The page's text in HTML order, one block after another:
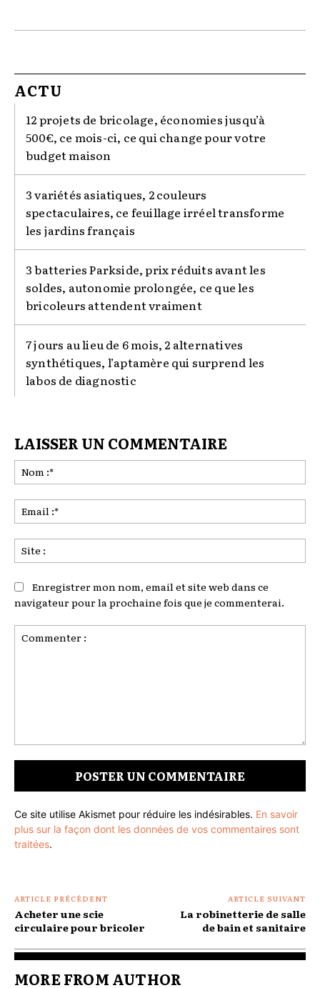
ACTU
12 projets de bricolage, économies jusqu’à
500€, ce mois-ci, ce qui change pour votre
budget maison
3 variétés asiatiques, 2 couleurs
spectaculaires, ce feuillage irréel transforme
les jardins français
3 batteries Parkside, prix réduits avant les
soldes, autonomie prolongée, ce que les
bricoleurs attendent vraiment
7 jours au lieu de 6 mois, 2 alternatives
synthétiques, l’aptamère qui surprend les
labos de diagnostic
LAISSER UN COMMENTAIRE
:*
:*
:
Enregistrer mon nom, email et site web dans ce
navigateur pour la prochaine fois que je commenterai.
Ce site utilise Akismet pour réduire les indésirables. En savoir
plus sur la façon dont les données de vos commentaires sont
traitées.
ARTICLE PRÉCÉDENT
Acheter une scie
circulaire pour bricoler
ARTICLE SUIVANT
La robinetterie de salle
de bain et sanitaire
MORE FROM AUTHOR